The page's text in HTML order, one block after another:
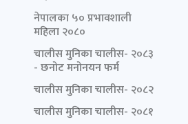
नेपालका ५० प्रभावशाली
महिला २०८०
चालीस मुनिका चालीस- २०८३
- छनोट मनोनयन फर्म
चालीस मुनिका चालीस- २०८२
चालीस मुनिका चालीस- २०८१